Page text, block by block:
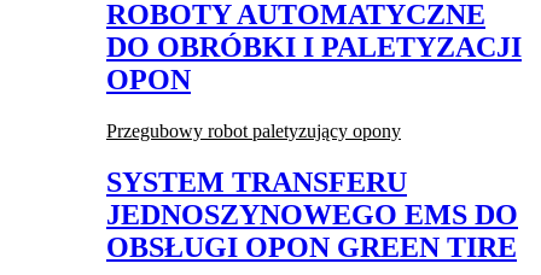
ROBOTY AUTOMATYCZNE
DO OBRÓBKI I PALETYZACJI
OPON
Przegubowy robot paletyzujący opony
SYSTEM TRANSFERU
JEDNOSZYNOWEGO EMS DO
OBSŁUGI OPON GREEN TIRE